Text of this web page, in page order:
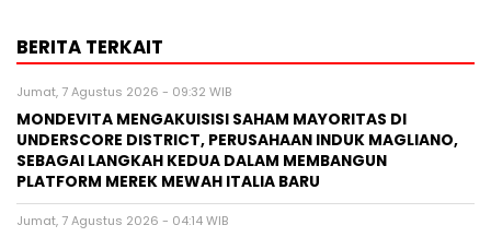
BERITA TERKAIT
Jumat, 7 Agustus 2026 - 09:32 WIB
MONDEVITA MENGAKUISISI SAHAM MAYORITAS DI
UNDERSCORE DISTRICT, PERUSAHAAN INDUK MAGLIANO,
SEBAGAI LANGKAH KEDUA DALAM MEMBANGUN
PLATFORM MEREK MEWAH ITALIA BARU
Jumat, 7 Agustus 2026 - 04:14 WIB